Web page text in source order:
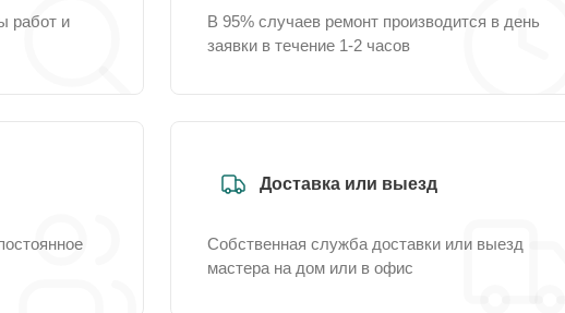
работ и
В 95% случаев ремонт производится в день
заявки в течение 1-2 часов
Доставка или выезд
Собственная служба доставки или выезд
мастера на дом или в офис